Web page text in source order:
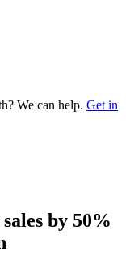
We can help. Get in
by 50%